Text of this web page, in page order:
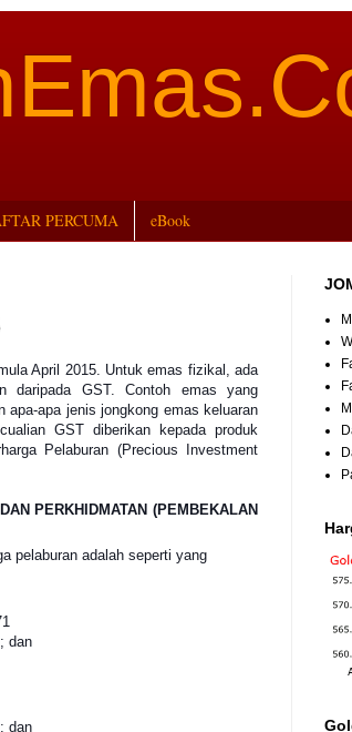
PERCUMA eBook
April 2015. Untuk emas fizikal, ada
daripada GST.Contoh emas yang
apa jenis jongkong emas keluaran
GST diberikan kepada produk
Pelaburan (Precious Investment
PERKHIDMATAN (PEMBEKALAN
pelaburan adalah seperti yang
dan
dan